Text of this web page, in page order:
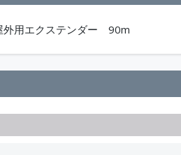
外用エクステンダー 90m